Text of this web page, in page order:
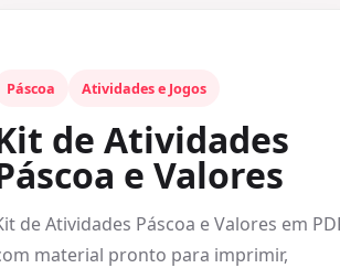
Páscoa Atividades e Jogos
de Atividades
e Valores
de Atividades Páscoa e Valores em
material pronto para imprimir,